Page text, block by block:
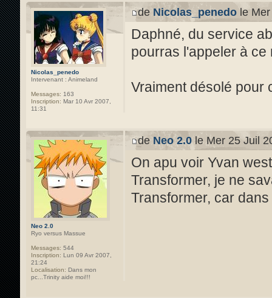
Nicolas_penedo
Intervenant : Animeland
Messages: 163
Inscription: Mar 10 Avr 2007,
11:31
deNicolas_penedo le
Daphné, du service
pourras l'appeler à ce
Vraiment désolé pour
Neo 2.0
Ryo versus Massue
Messages: 544
Inscription: Lun 09 Avr 2007,
21:24
Localisation: Dans mon
pc...Trinity aide moi!!!
deNeo 2.0 le Mer 25 Juil
On apu voir Yvan
Transformer, je ne
Transformer, car